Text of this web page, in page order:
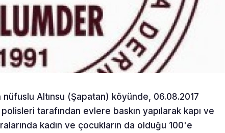
Altınsu (Şapatan) köyünde, 06.08.2017
tarafından evlere baskın yapılarak kapı ve
kadın ve çocukların da olduğu 100'e